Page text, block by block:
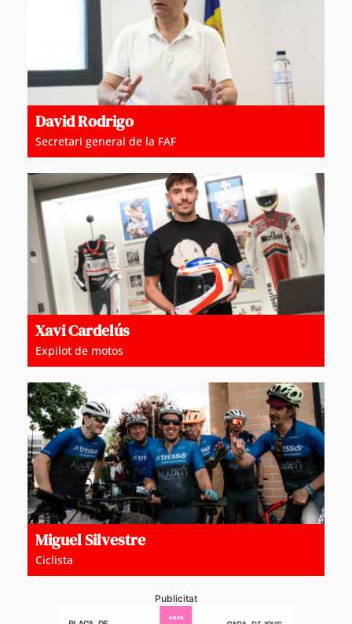
David Rodrigo
Secretari general de la FAF
Xavi Cardelús
Expilot de motos
Miguel Silvestre
Ciclista
Publicitat